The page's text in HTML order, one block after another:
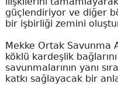
güçlendiriyor ve diğer
bir işbirliği zemini
Mekke Ortak Savunma
köklü kardeşlik
savunmalarının yanı
katkı sağlayacak bir